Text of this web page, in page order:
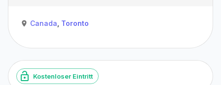
Canada, Toronto
Kostenloser Eintritt